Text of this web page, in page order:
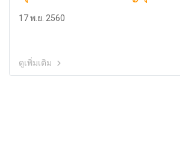
17 พ.ย. 2560
ดูเพิ่มเติม